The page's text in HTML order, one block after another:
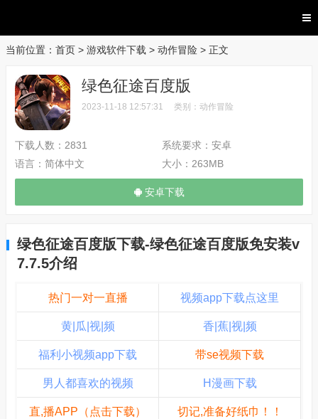
当前位置： 首页 > 游戏软件下载 > 动作冒险 > 正文
绿色征途百度版
2023-11-18 12:57:31 类别：动作冒险
下载人数： 2831 系统要求： 安卓
语言： 简体中文 大小： 263MB
安卓下载
绿色征途百度版下载-绿色征途百度版免安装v
7.7.5介绍
热门一对一直播 视频app下载点这里
黄|瓜|视|频 香|蕉|视|频
福利小视频app下载 带se视频下载
男人都喜欢的视频 H漫画下载
直,播APP（点击下载） 切记,准备好纸巾！！